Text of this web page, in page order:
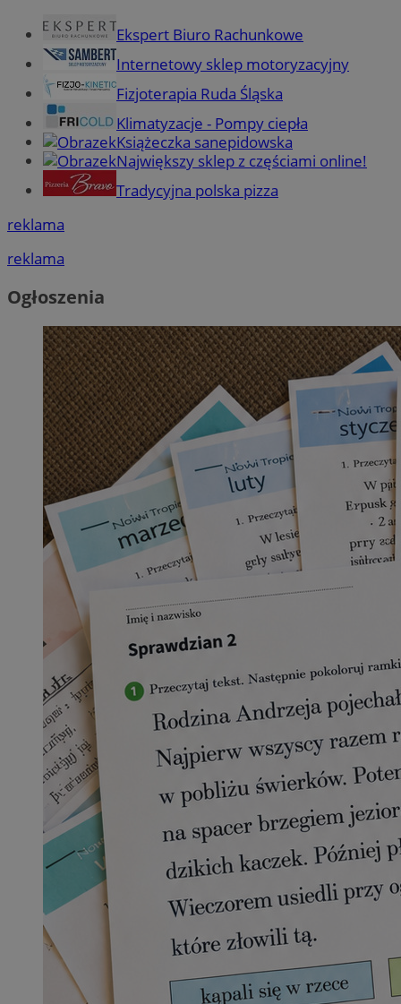
Ekspert Biuro Rachunkowe
Internetowy sklep motoryzacyjny
Fizjoterapia Ruda Śląska
Klimatyzacje - Pompy ciepła
Książeczka sanepidowska
Największy sklep z częściami online!
Tradycyjna polska pizza
reklama
reklama
Ogłoszenia